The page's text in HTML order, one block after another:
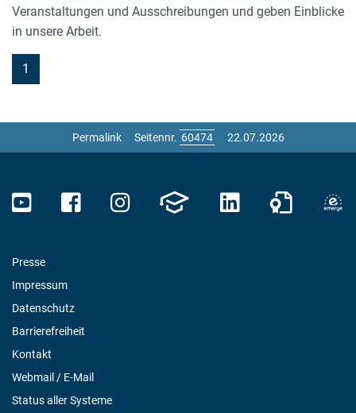
Veranstaltungen und Ausschreibungen und geben Einblicke
in unsere Arbeit.
1
Permalink Seitennr. 22.07.2026
Presse
Impressum
Datenschutz
Barrierefreiheit
Kontakt
Webmail / E-Mail
Status aller Systeme